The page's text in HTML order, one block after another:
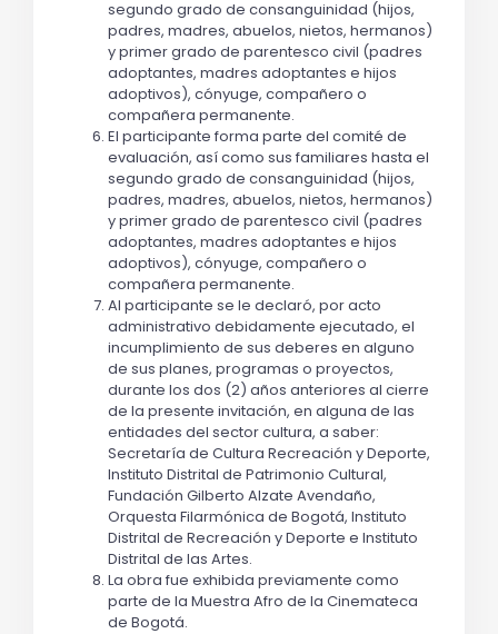
segundo grado de consanguinidad (hijos,
padres, madres, abuelos, nietos, hermanos)
y primer grado de parentesco civil (padres
adoptantes, madres adoptantes e hijos
adoptivos), cónyuge, compañero o
compañera permanente.
El participante forma parte del comité de
evaluación, así como sus familiares hasta el
segundo grado de consanguinidad (hijos,
padres, madres, abuelos, nietos, hermanos)
y primer grado de parentesco civil (padres
adoptantes, madres adoptantes e hijos
adoptivos), cónyuge, compañero o
compañera permanente.
Al participante se le declaró, por acto
administrativo debidamente ejecutado, el
incumplimiento de sus deberes en alguno
de sus planes, programas o proyectos,
durante los dos (2) años anteriores al cierre
de la presente invitación, en alguna de las
entidades del sector cultura, a saber:
Secretaría de Cultura Recreación y Deporte,
Instituto Distrital de Patrimonio Cultural,
Fundación Gilberto Alzate Avendaño,
Orquesta Filarmónica de Bogotá, Instituto
Distrital de Recreación y Deporte e Instituto
Distrital de las Artes.
La obra fue exhibida previamente como
parte de la Muestra Afro de la Cinemateca
de Bogotá.